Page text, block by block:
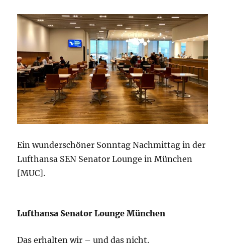
Ein wunderschöner Sonntag Nachmittag in der
Lufthansa SEN Senator Lounge in München
[MUC].
Lufthansa Senator Lounge München
Das erhalten wir – und das nicht.